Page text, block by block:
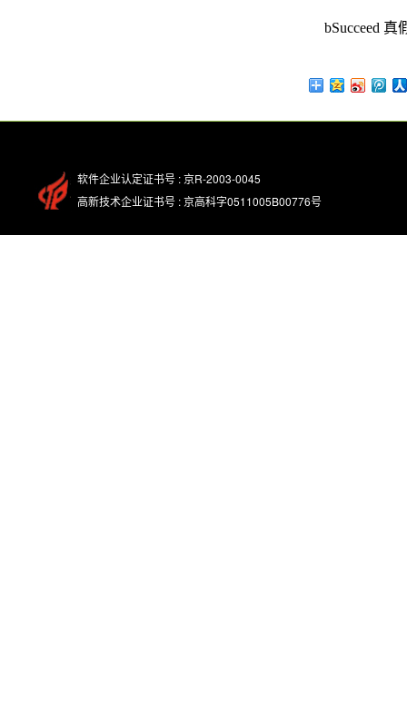
bSucceed
软件企业认定证书号 : 京R-2003-0045
高新技术企业证书号 : 京高科字0511005B00776号